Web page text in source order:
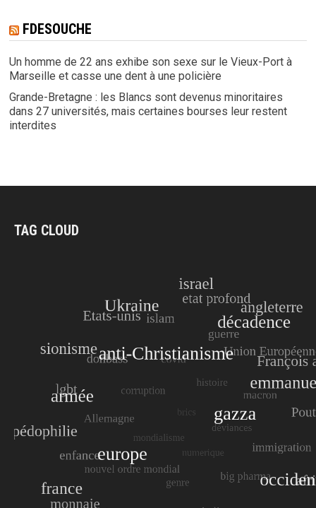
FDESOUCHE
Un homme de 22 ans exhibe son sexe sur le Vieux-Port à
Marseille et casse une dent à une policière
Grande-Bretagne : les Blancs sont devenus minoritaires
dans 27 universités, mais certaines bourses leur restent
interdites
TAG CLOUD